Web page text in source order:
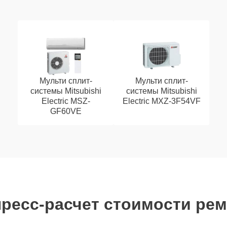
Мульти сплит-
системы Mitsubishi
Electric MSZ-
GF60VE
Мульти сплит-
системы Mitsubishi
Electric MXZ-3F54VF
расчет стоимости